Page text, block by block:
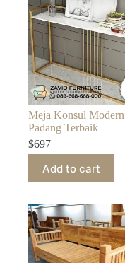
Meja Konsul Modern
Padang Terbaik
$697
Add to cart